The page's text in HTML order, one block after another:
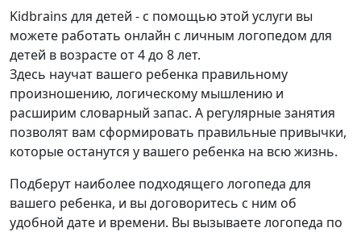
Kidbrains для детей - с помощью этой услуги вы
можете работать онлайн с личным логопедом для
детей в возрасте от 4 до 8 лет.
Здесь научат вашего ребенка правильному
произношению, логическому мышлению и
расширим словарный запас. А регулярные занятия
позволят вам сформировать правильные привычки,
которые останутся у вашего ребенка на всю жизнь.
Подберут наиболее подходящего логопеда для
вашего ребенка, и вы договоритесь с ним об
удобной дате и времени. Вы вызываете логопеда по